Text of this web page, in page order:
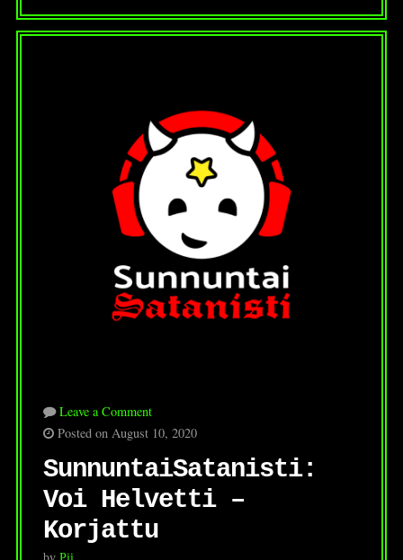
Leave a Comment
Posted on August 10, 2020
SunnuntaiSatanisti:
Voi Helvetti –
Korjattu